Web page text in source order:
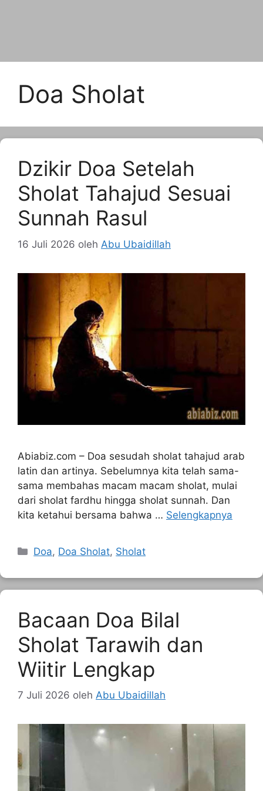
Doa Sholat
Dzikir Doa Setelah
Sholat Tahajud Sesuai
Sunnah Rasul
16 Juli 2026 oleh Abu Ubaidillah
Abiabiz.com – Doa sesudah sholat tahajud arab
latin dan artinya. Sebelumnya kita telah sama-
sama membahas macam macam sholat, mulai
dari sholat fardhu hingga sholat sunnah. Dan
kita ketahui bersama bahwa … Selengkapnya
Kategori
Doa, Doa Sholat, Sholat
Bacaan Doa Bilal
Sholat Tarawih dan
Wiitir Lengkap
7 Juli 2026 oleh Abu Ubaidillah